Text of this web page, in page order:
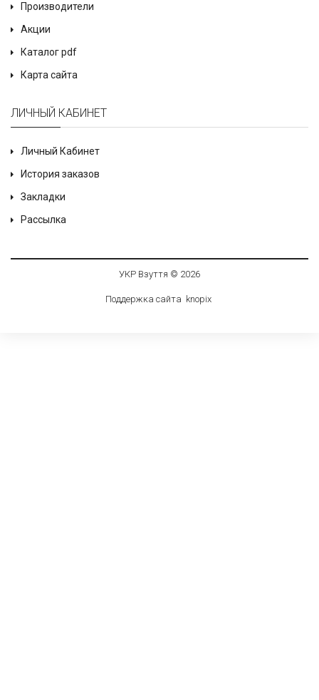
Производители
Акции
Каталог pdf
Карта сайта
ЛИЧНЫЙ КАБИНЕТ
Личный Кабинет
История заказов
Закладки
Рассылка
УКР Взуття © 2026
Поддержка сайта knopix